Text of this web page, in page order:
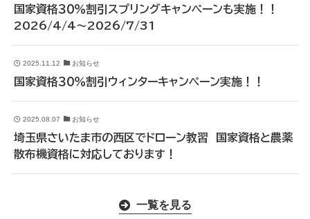
国家資格３０％割引スプリングキャンペーンも実施！！
2026/4/4～2026/7/31
2025.11.12 お知らせ
国家資格３０％割引ウィンターキャンペーン実施！！
2025.08.07 お知らせ
埼玉県さいたま市の西区でドローン教習 国家資格と農薬
散布機資格に対応しております！
一覧を見る